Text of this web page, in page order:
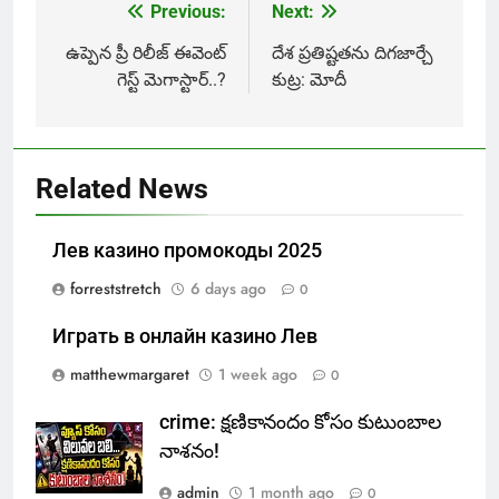
navigation
Previous:
ఉప్పెన ప్రీ రిలీజ్ ఈవెంట్
గెస్ట్ మెగాస్టార్..?
Next:
దేశ ప్రతిష్టతను దిగజార్చే
కుట్ర: మోదీ
Related News
Лев казино промокоды 2025
forreststretch
6 days ago 0
Играть в онлайн казино Лев
matthewmargaret
1 week ago 0
crime: క్షణికానందం కోసం కుటుంబాల
నాశనం!
admin
1 month ago 0